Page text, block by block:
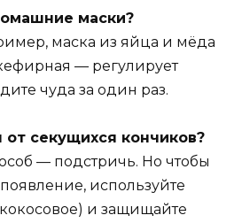
маски?
маска из яйца и мёда
— регулирует
чуда за один раз.
от секущихся кончиков?
— подстричь. Но чтобы
используйте
и защищайте